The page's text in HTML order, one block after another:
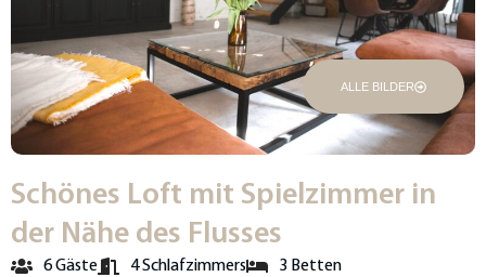
ALLE BILDER
Schönes Loft mit Spielzimmer in
der Nähe des Flusses
6 Gäste 4 Schlafzimmers
3 Betten